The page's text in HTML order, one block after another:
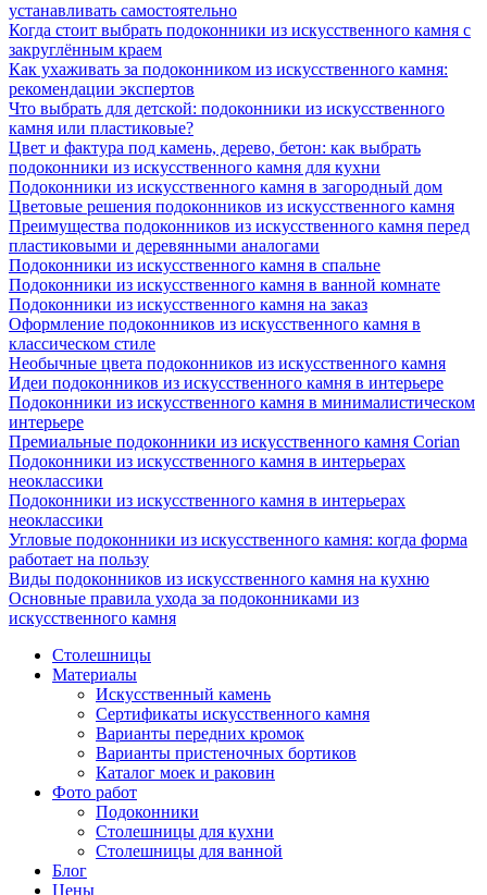
устанавливать самостоятельно
Когда стоит выбрать подоконники из искусственного камня с
закруглённым краем
Как ухаживать за подоконником из искусственного камня:
рекомендации экспертов
Что выбрать для детской: подоконники из искусственного
камня или пластиковые?
Цвет и фактура под камень, дерево, бетон: как выбрать
подоконники из искусственного камня для кухни
Подоконники из искусственного камня в загородный дом
Цветовые решения подоконников из искусственного камня
Преимущества подоконников из искусственного камня перед
пластиковыми и деревянными аналогами
Подоконники из искусственного камня в спальне
Подоконники из искусственного камня в ванной комнате
Подоконники из искусственного камня на заказ
Оформление подоконников из искусственного камня в
классическом стиле
Необычные цвета подоконников из искусственного камня
Идеи подоконников из искусственного камня в интерьере
Подоконники из искусственного камня в минималистическом
интерьере
Премиальные подоконники из искусственного камня Corian
Подоконники из искусственного камня в интерьерах
неоклассики
Подоконники из искусственного камня в интерьерах
неоклассики
Угловые подоконники из искусственного камня: когда форма
работает на пользу
Виды подоконников из искусственного камня на кухню
Основные правила ухода за подоконниками из
искусственного камня
Столешницы
Материалы
Искусственный камень
Сертификаты искусственного камня
Варианты передних кромок
Варианты пристеночных бортиков
Каталог моек и раковин
Фото работ
Подоконники
Столешницы для кухни
Столешницы для ванной
Блог
Цены